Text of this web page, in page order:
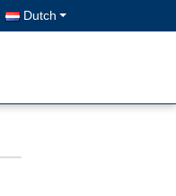
Dutch